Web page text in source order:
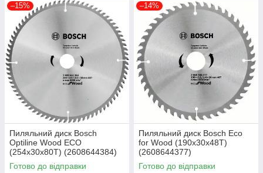
–15%
Пиляльний диск Bosch
Optiline Wood ECO
(254х30х80Т) (2608644384)
Готово до відправки
–14%
Пиляльний диск Bosch Eco
for Wood (190х30х48Т)
(2608644377)
Готово до відправки